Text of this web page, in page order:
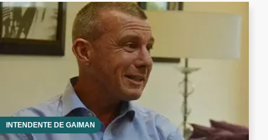
INTENDENTE DE GAIMAN